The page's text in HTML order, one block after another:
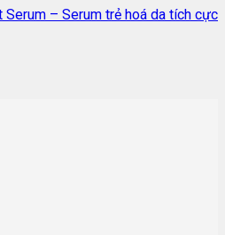
Serum – Serum trẻ hoá da tích cực